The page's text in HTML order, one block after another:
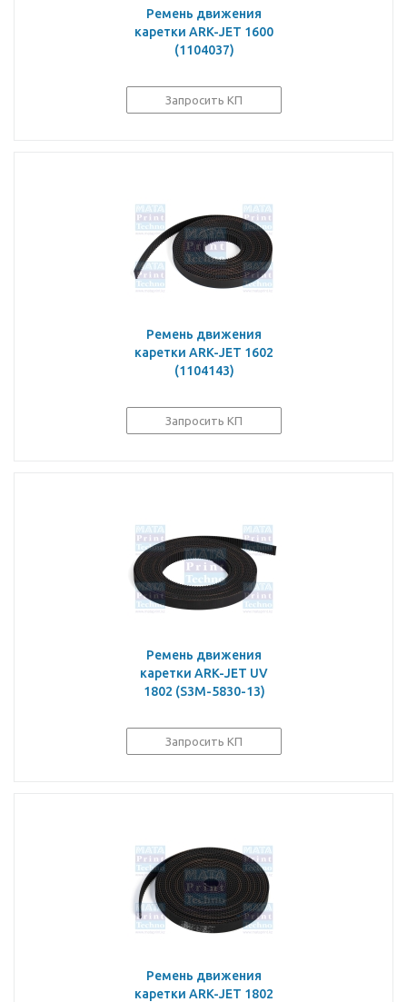
Ремень движения
каретки ARK-JET 1600
(1104037)
Запросить КП
Ремень движения
каретки ARK-JET 1602
(1104143)
Запросить КП
Ремень движения
каретки ARK-JET UV
1802 (S3M-5830-13)
Запросить КП
Ремень движения
каретки ARK-JET 1802